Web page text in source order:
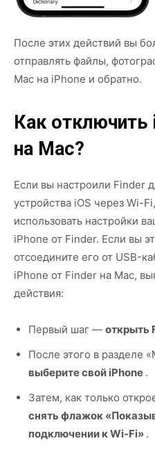
После этих действий вы
отправлять файлы,
Mac на iPhone и обратно.
Как отключить
на Mac?
Если вы настроили Finder
устройства iOS через Wi-
использовать настройки
iPhone от Finder. Если вы
отсоедините его от USB-
iPhone от Finder на Mac,
действия:
Первый шаг — открыть
После этого в разделе
выберите свой iPhone .
Затем, как только
снять флажок
подключении к Wi-Fi» .